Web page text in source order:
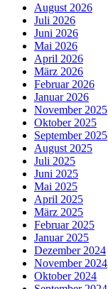
August 2026
Juli 2026
Juni 2026
Mai 2026
April 2026
März 2026
Februar 2026
Januar 2026
November 2025
Oktober 2025
September 2025
August 2025
Juli 2025
Juni 2025
Mai 2025
April 2025
März 2025
Februar 2025
Januar 2025
Dezember 2024
November 2024
Oktober 2024